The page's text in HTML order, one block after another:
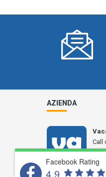
AZIENDA
Call
N°
Facebook Rating
4.9